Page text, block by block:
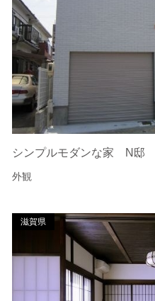
シンプルモダンな家 N邸
外観
滋賀県